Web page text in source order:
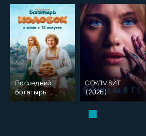
Последний
богатырь.
Колобок (2026)
СОУЛМ8ЙТ
(2026)